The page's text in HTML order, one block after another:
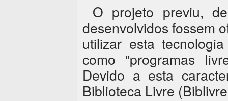
O projeto previu,
desenvolvidos fossem
utilizar esta
como "programas
Devido a esta
Biblioteca Livre